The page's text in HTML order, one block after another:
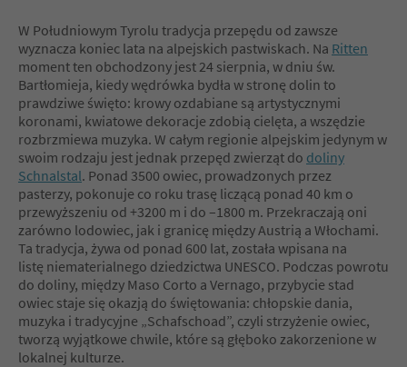
W Południowym Tyrolu tradycja przepędu od zawsze
wyznacza koniec lata na alpejskich pastwiskach. Na Ritten
moment ten obchodzony jest 24 sierpnia, w dniu św.
Bartłomieja, kiedy wędrówka bydła w stronę dolin to
prawdziwe święto: krowy ozdabiane są artystycznymi
koronami, kwiatowe dekoracje zdobią cielęta, a wszędzie
rozbrzmiewa muzyka. W całym regionie alpejskim jedynym w
swoim rodzaju jest jednak przepęd zwierząt do doliny
Schnalstal. Ponad 3500 owiec, prowadzonych przez
pasterzy, pokonuje co roku trasę liczącą ponad 40 km o
przewyższeniu od +3200 m i do –1800 m. Przekraczają oni
zarówno lodowiec, jak i granicę między Austrią a Włochami.
Ta tradycja, żywa od ponad 600 lat, została wpisana na
listę niematerialnego dziedzictwa UNESCO. Podczas powrotu
do doliny, między Maso Corto a Vernago, przybycie stad
owiec staje się okazją do świętowania: chłopskie dania,
muzyka i tradycyjne „Schafschoad”, czyli strzyżenie owiec,
tworzą wyjątkowe chwile, które są głęboko zakorzenione w
lokalnej kulturze.